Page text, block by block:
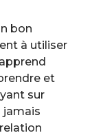
bon
à utiliser
et
sur
jamais